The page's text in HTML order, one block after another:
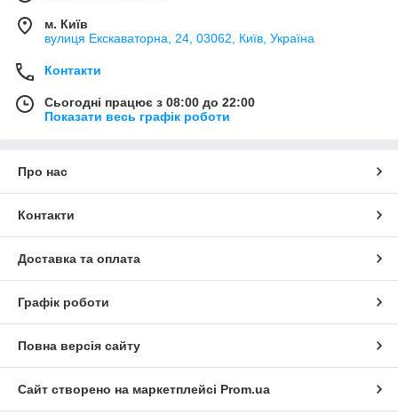
м. Київ
вулиця Екскаваторна, 24, 03062, Київ, Україна
Контакти
Сьогодні працює з 08:00 до 22:00
Показати весь графік роботи
Про нас
Контакти
Доставка та оплата
Графік роботи
Повна версія сайту
Сайт створено на маркетплейсі Prom.ua